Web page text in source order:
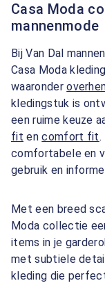
Casa Moda
mannenmode
Bij Van Dal
Casa Moda
waaronder
kledingstuk is
een ruime keuze
fit encomfort fit.
comfortabele en
gebruik en
Met een breed
Moda collectie
items in je
met subtiele
kleding die